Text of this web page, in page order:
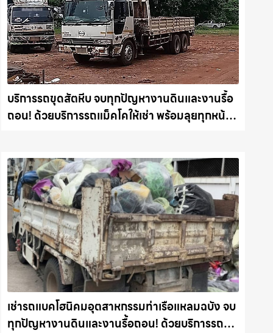
บริการรถขุดสัตหีบ จบทุกปัญหางานดินและงานรื้อ
ถอน! ด้วยบริการรถแม็คโคให้เช่า พร้อมลุยทุกหน้า
เช่ารถแบคโฮนิคมอุตสาหกรรมท่าเรือแหลมฉบัง จบ
ทุกปัญหางานดินและงานรื้อถอน! ด้วยบริการรถ